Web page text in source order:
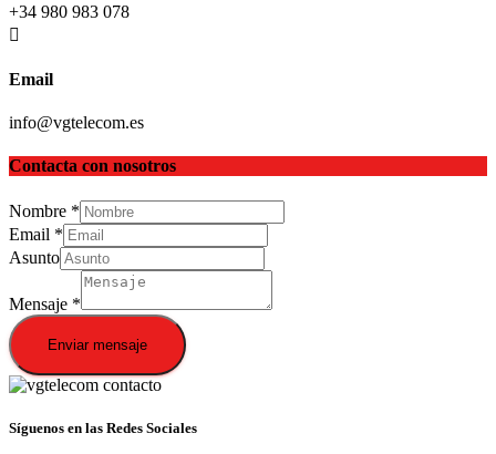
+34 980 983 078
Email
info@vgtelecom.es
Contacta con nosotros
Nombre *
Email *
Asunto
Mensaje *
Enviar mensaje
Síguenos en las Redes Sociales